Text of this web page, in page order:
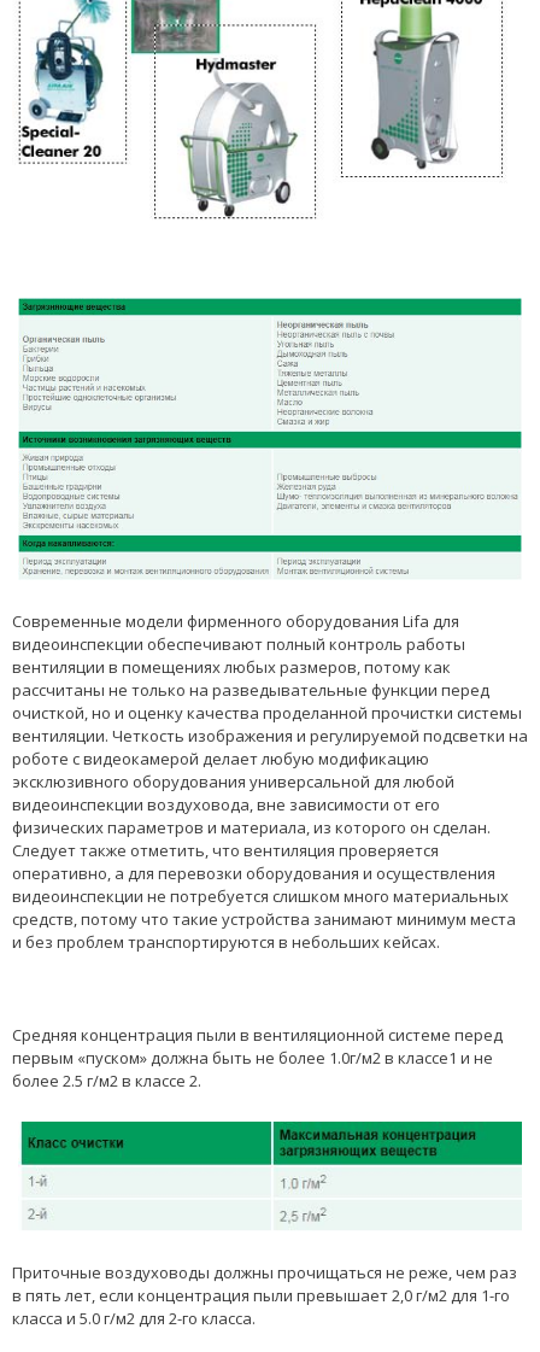
Современные модели фирменного оборудования Lifa для
видеоинспекции обеспечивают полный контроль работы
вентиляции в помещениях любых размеров, потому как
рассчитаны не только на разведывательные функции перед
очисткой, но и оценку качества проделанной прочистки системы
вентиляции. Четкость изображения и регулируемой подсветки на
роботе с видеокамерой делает любую модификацию
эксклюзивного оборудования универсальной для любой
видеоинспекции воздуховода, вне зависимости от его
физических параметров и материала, из которого он сделан.
Следует также отметить, что вентиляция проверяется
оперативно, а для перевозки оборудования и осуществления
видеоинспекции не потребуется слишком много материальных
средств, потому что такие устройства занимают минимум места
и без проблем транспортируются в небольших кейсах.
Cредняя концентрация пыли в вентиляционной системе перед
первым «пуском» должна быть не более 1.0г/м2 в классе1 и не
более 2.5 г/м2 в классе 2.
Приточные воздуховоды должны прочищаться не реже, чем раз
в пять лет, если концентрация пыли превышает 2,0 г/м2 для 1-го
класса и 5.0 г/м2 для 2-го класса.